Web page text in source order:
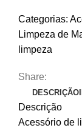
Categorias:
Limpeza de
limpeza
Share:
DESCRIÇÃO
Descrição
Acessório de